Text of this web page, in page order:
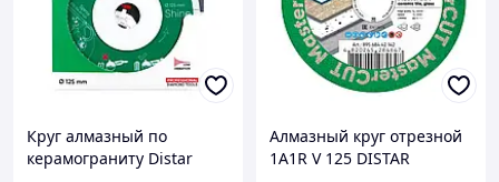
Круг алмазный по
керамограниту Distar
Алмазный круг отрезной
1A1R V 125 DISTAR